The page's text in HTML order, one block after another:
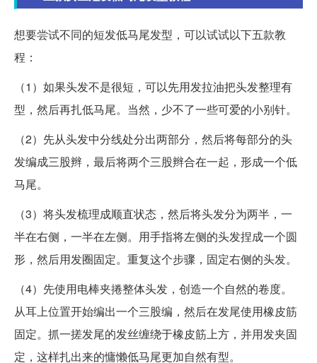
想要尝试不同的短发低马尾发型，可以试试以下五款教
程：
（1）如果头发不是很短，可以先用发拉油把头发整理有
型，然后再扎低马尾。当然，少不了一些可爱的小别针。
（2）先从头发中分线处分出两部分，然后将每部分的头
发编成三股辫，最后将两个三股辫合在一起，形成一个低
马尾。
（3）将头发梳理成顺直状态，然后将头发分为两半，一
半在右侧，一半在左侧。用手指将左侧的头发捏成一个圆
形，然后用发圈固定。重复这个步骤，固定右侧的头发。
（4）先使用电棒夹捲整体头发，创造一个自然的卷度。
从耳上位置开始编出一个三股编，然后在发尾使用橡皮筋
固定。抓一搓发尾的发丝缠绕于橡皮筋上方，并用发夹固
定，这样扎出来的慵懒低马尾更加自然有型。